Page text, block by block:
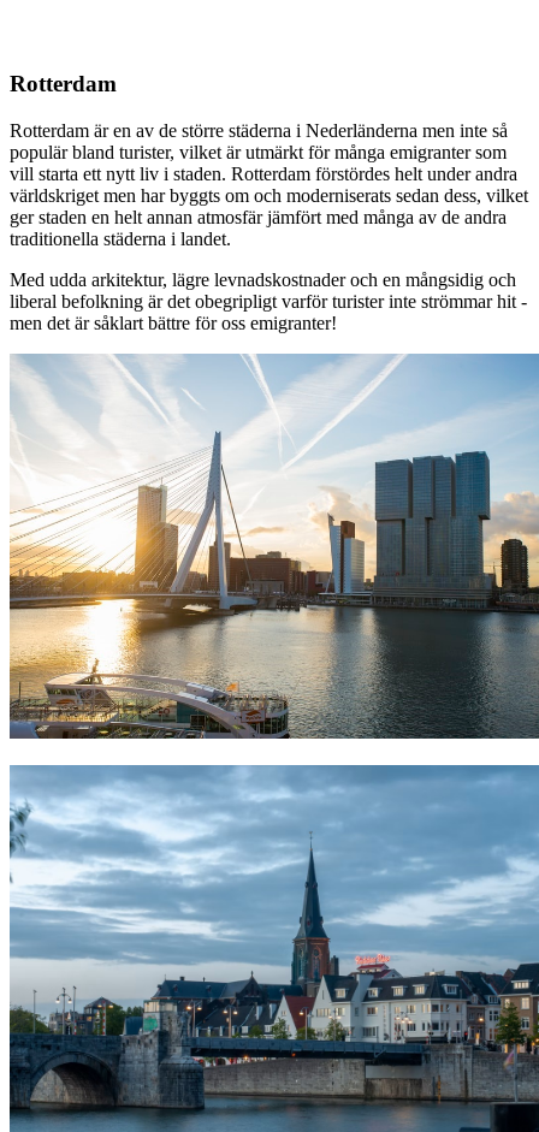
Rotterdam
Rotterdam är en av de större städerna i Nederländerna men inte så
populär bland turister, vilket är utmärkt för många emigranter som
vill starta ett nytt liv i staden. Rotterdam förstördes helt under andra
världskriget men har byggts om och moderniserats sedan dess, vilket
ger staden en helt annan atmosfär jämfört med många av de andra
traditionella städerna i landet.
Med udda arkitektur, lägre levnadskostnader och en mångsidig och
liberal befolkning är det obegripligt varför turister inte strömmar hit -
men det är såklart bättre för oss emigranter!